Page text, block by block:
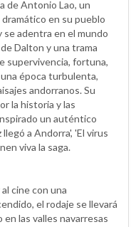
de Antonio Lao, un
en su pueblo
se adentra en el mundo
Dalton y una trama
supervivencia, fortuna,
época turbulenta,
andorranos. Su
la historia y las
un auténtico
a Andorra', 'El virus
viva la saga.
cine con una
el rodaje se llevará
las valles navarresas